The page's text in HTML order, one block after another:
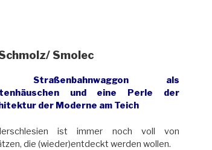
Smolec
Straßenbahnwaggon als
und eine Perle der
der Moderne am Teich
ist immer noch voll von
die (wieder)entdeckt werden wollen.